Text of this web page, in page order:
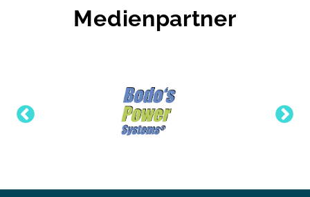
Medienpartner